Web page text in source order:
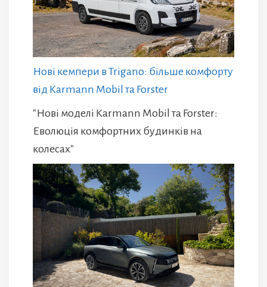
Нові кемпери в Trigano: більше комфорту
від Karmann Mobil та Forster
"Нові моделі Karmann Mobil та Forster:
Еволюція комфортних будинків на
колесах"